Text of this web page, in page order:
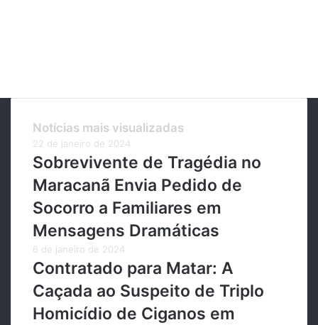
Notícias mais visualizadas
22 de janeiro de 2024
Sobrevivente de Tragédia no
Maracanã Envia Pedido de
Socorro a Familiares em
Mensagens Dramáticas
6 de janeiro de 2024
Contratado para Matar: A
Caçada ao Suspeito de Triplo
Homicídio de Ciganos em